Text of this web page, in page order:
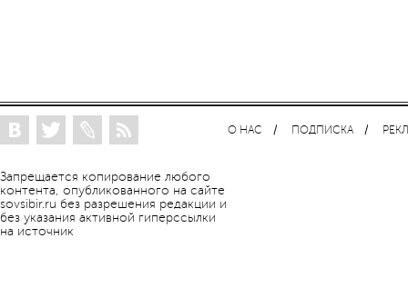
Запрещается копирование любого
контента, опубликованного на сайте
sovsibir.ru без разрешения редакции и
без указания активной гиперссылки
на источник
О НАС ПОДПИСКА